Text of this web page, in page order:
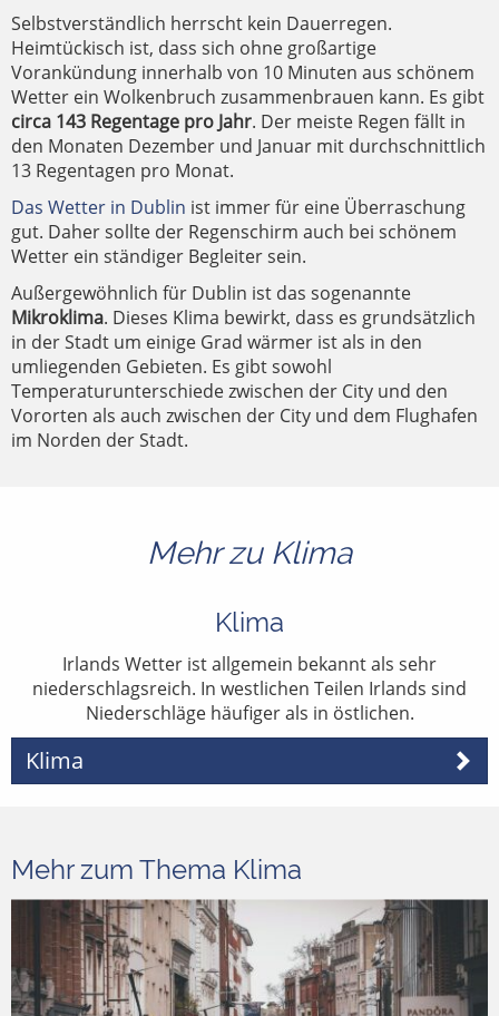
Selbstverständlich herrscht kein Dauerregen.
Heimtückisch ist, dass sich ohne großartige
Vorankündung innerhalb von 10 Minuten aus schönem
Wetter ein Wolkenbruch zusammenbrauen kann. Es gibt
circa 143 Regentage pro Jahr. Der meiste Regen fällt in
den Monaten Dezember und Januar mit durchschnittlich
13 Regentagen pro Monat.
Das Wetter in Dublin ist immer für eine Überraschung
gut. Daher sollte der Regenschirm auch bei schönem
Wetter ein ständiger Begleiter sein.
Außergewöhnlich für Dublin ist das sogenannte
Mikroklima. Dieses Klima bewirkt, dass es grundsätzlich
in der Stadt um einige Grad wärmer ist als in den
umliegenden Gebieten. Es gibt sowohl
Temperaturunterschiede zwischen der City und den
Vororten als auch zwischen der City und dem Flughafen
im Norden der Stadt.
Mehr zu Klima
Klima
Irlands Wetter ist allgemein bekannt als sehr
niederschlagsreich. In westlichen Teilen Irlands sind
Niederschläge häufiger als in östlichen.
Klima
Mehr zum Thema Klima